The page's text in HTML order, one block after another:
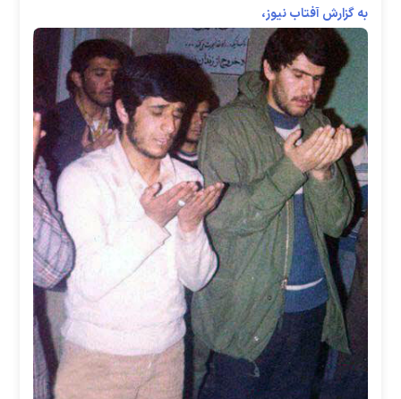
به گزارش آفتاب نیوز،